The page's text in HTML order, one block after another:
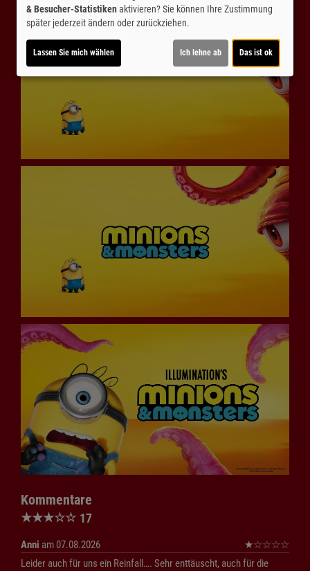
Kommentare
★★★☆☆ 17
Anni am 07.08.2026 ★☆☆☆☆
Leider auch für uns ein Reinfall…. Sehr enttäuscht, auch für die
& Besucher-Statistikenaktivieren? Sie können Ihre Zustimmung
später jederzeit ändern oder zurückziehen.
Lassen Sie mich wählen Ich lehne ab Das ist ok